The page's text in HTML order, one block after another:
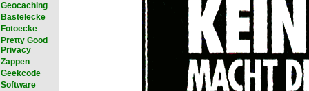
Geocaching
Bastelecke
Fotoecke
Pretty Good
Privacy
Zappen
Geekcode
Software